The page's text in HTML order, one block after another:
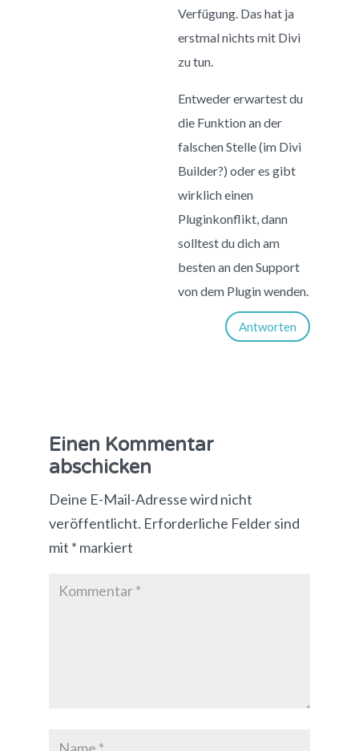
Verfügung. Das hat ja
erstmal nichts mit Divi
zu tun.
Entweder erwartest du
die Funktion an der
falschen Stelle (im Divi
Builder?) oder es gibt
wirklich einen
Pluginkonflikt, dann
solltest du dich am
besten an den Support
von dem Plugin wenden.
Antworten
Einen Kommentar
abschicken
Deine E-Mail-Adresse wird nicht
veröffentlicht. Erforderliche Felder sind
mit * markiert